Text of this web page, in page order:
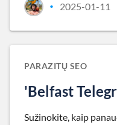
• 2025-01-11
PARAZITŲ SEO
'Belfast
Sužinokite, kaip